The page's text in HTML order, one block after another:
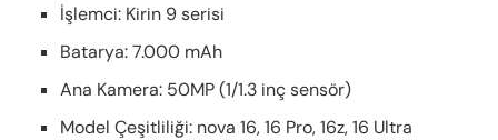
İşlemci: Kirin 9 serisi
Batarya: 7.000 mAh
Ana Kamera: 50MP (1/1.3 inç sensör)
Model Çeşitliliği: nova 16, 16 Pro, 16z, 16 Ultra